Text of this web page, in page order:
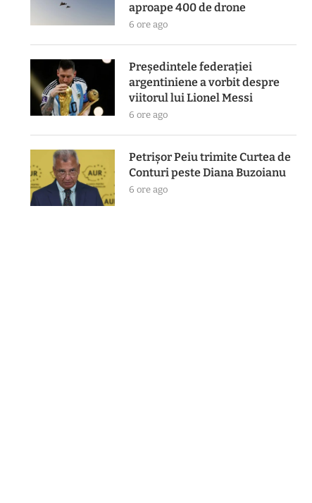
aproape 400 de drone
6 ore ago
Președintele federației
argentiniene a vorbit despre
viitorul lui Lionel Messi
6 ore ago
Petrișor Peiu trimite Curtea de
Conturi peste Diana Buzoianu
6 ore ago